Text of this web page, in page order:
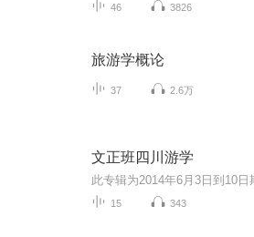
46 3826
旅游学概论
37 2.6万
文正班四川游学
15 343